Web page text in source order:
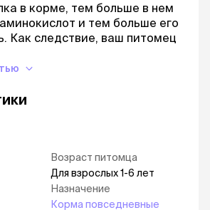
в корме, тем больше в нем
и тем больше его
Как следствие, ваш питомец
Пре- и пробиотики,
ЖКТ.
жирными аминокислотами,
блеск шерсти.
Возраст питомца
Для взрослых 1-6 лет
Назначение
Корма повседневные